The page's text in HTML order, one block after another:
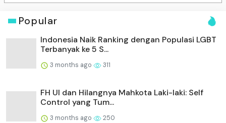
Popular
Indonesia Naik Ranking dengan Populasi LGBT
Terbanyak ke 5 S...
3 months ago 311
FH UI dan Hilangnya Mahkota Laki-laki: Self
Control yang Tum...
3 months ago 250